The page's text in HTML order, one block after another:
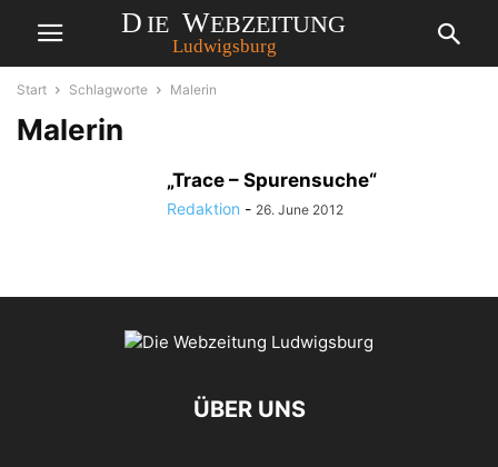
Start Schlagworte Malerin
Malerin
„Trace – Spurensuche“
Redaktion - 26. June 2012
ÜBER UNS